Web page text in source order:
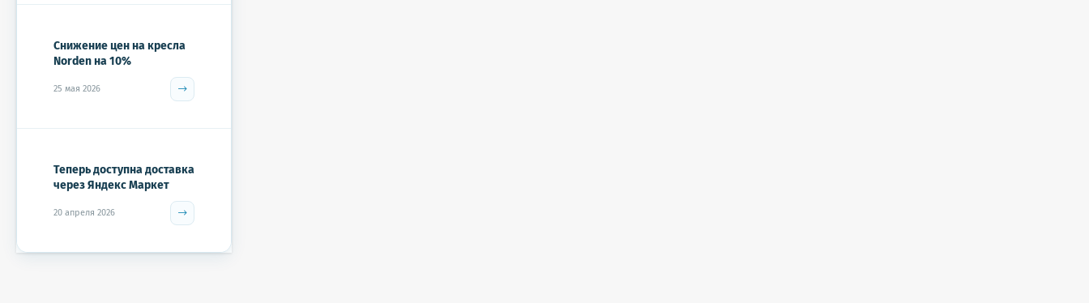
Снижение цен на кресла
Norden на 10%
25 мая 2026
Теперь доступна доставка
через Яндекс Маркет
20 апреля 2026